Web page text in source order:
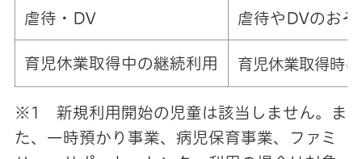
虐待・DV 虐待やDVのお
育児休業取得中の継続利用 育児休業取得時
※1 新規利用開始の児童は該当しません。ま
た、一時預かり事業、病児保育事業、ファミ